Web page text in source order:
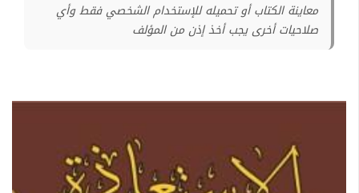
معاينة الكتاب أو تحميله للإستخدام الشخصي فقط وأي
صلاحيات أخرى يجب أخذ إذن من المؤلف